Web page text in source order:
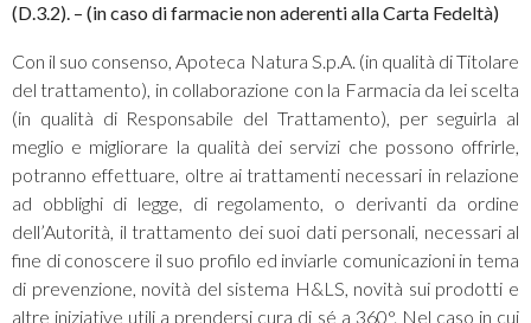
(D.3.2). – (in caso di farmacie non aderenti alla Carta Fedeltà)
Con il suo consenso, Apoteca Natura S.p.A. (in qualità di Titolare
del trattamento), in collaborazione con la Farmacia da lei scelta
(in qualità di Responsabile del Trattamento), per seguirla al
meglio e migliorare la qualità dei servizi che possono offrirle,
potranno effettuare, oltre ai trattamenti necessari in relazione
ad obblighi di legge, di regolamento, o derivanti da ordine
dell’Autorità, il trattamento dei suoi dati personali, necessari al
fine di conoscere il suo profilo ed inviarle comunicazioni in tema
di prevenzione, novità del sistema H&LS, novità sui prodotti e
altre iniziative utili a prendersi cura di sé a 360°. Nel caso in cui